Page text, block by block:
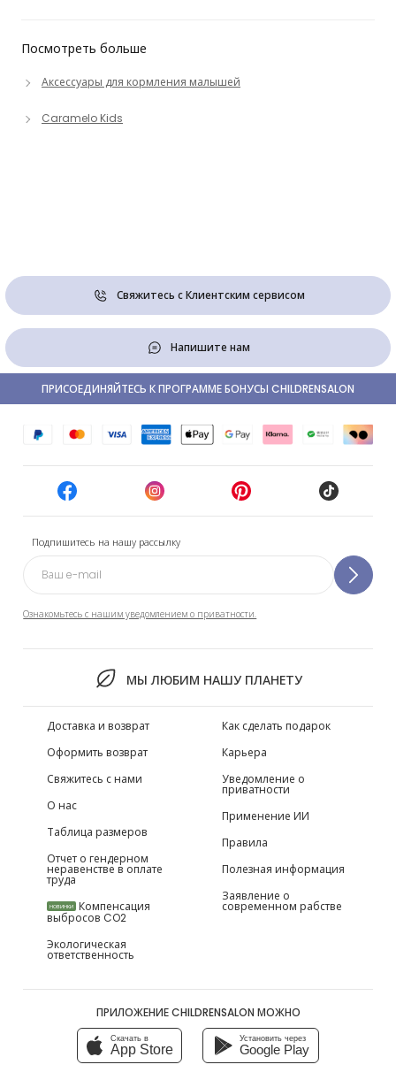
Посмотреть больше
Аксессуары для кормления малышей
Caramelo Kids
Свяжитесь с Клиентским сервисом
Напишите нам
Подпишитесь на нашу рассылку
Ознакомьтесь с нашим уведомлением о приватности.
МЫ ЛЮБИМ НАШУ ПЛАНЕТУ
ПРИСОЕДИНЯЙТЕСЬ К ПРОГРАММЕ БОНУСЫ CHILDRENSALON
Доставка и возврат
Оформить возврат
Свяжитесь с нами
О нас
Таблица размеров
Отчет о гендерном
неравенстве в оплате
труда
НОВИНКИ Компенсация
выбросов CO2
Экологическая
ответственность
Как сделать подарок
Карьера
Уведомление о
приватности
Применение ИИ
Правила
Полезная информация
Заявление о
современном рабстве
ПРИЛОЖЕНИЕ CHILDRENSALON МОЖНО
Скачать в
App Store
Установить через
Google Play